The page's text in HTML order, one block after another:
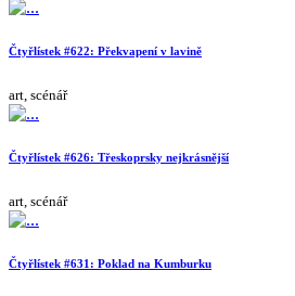
Čtyřlístek #622: Překvapení v lavině
art, scénář
Čtyřlístek #626: Třeskoprsky nejkrásnější
art, scénář
Čtyřlístek #631: Poklad na Kumburku